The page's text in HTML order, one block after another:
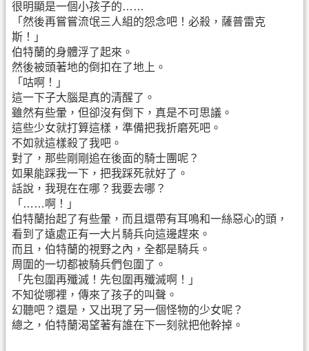
很明顯是一個小孩子的……
「然後再嘗嘗流氓三人組的怨念吧！必殺，薩普雷克
斯！」
伯特蘭的身體浮了起來。
然後被頭著地的倒扣在了地上。
「咕啊！」
這一下子大腦是真的清醒了。
雖然有些暈，但卻沒有倒下，真是不可思議。
這些少女就打算這樣，準備把我折磨死吧。
不如就這樣殺了我吧。
對了，那些剛剛追在後面的騎士團呢？
如果能踩我一下，把我踩死就好了。
話說，我現在在哪？我要去哪？
「……啊！」
伯特蘭抬起了有些暈，而且還帶有耳鳴和一絲惡心的頭，
看到了遠處正有一大片騎兵向這邊趕來。
而且，伯特蘭的視野之內，全都是騎兵。
周圍的一切都被騎兵們包圍了。
「先包圍再殲滅！先包圍再殲滅啊！」
不知從哪裡，傳來了孩子的叫聲。
幻聽吧？還是，又出現了另一個怪物的少女呢？
總之，伯特蘭渴望著有誰在下一刻就把他幹掉。